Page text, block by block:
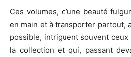
Ces volumes, d’une beauté
en main et à transporter partout,
possible, intriguent souvent ceux
la collection et qui, passant